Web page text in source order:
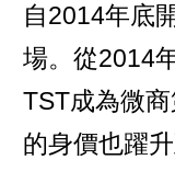
自2014年底
場。從2014
TST成為微
的身價也躍